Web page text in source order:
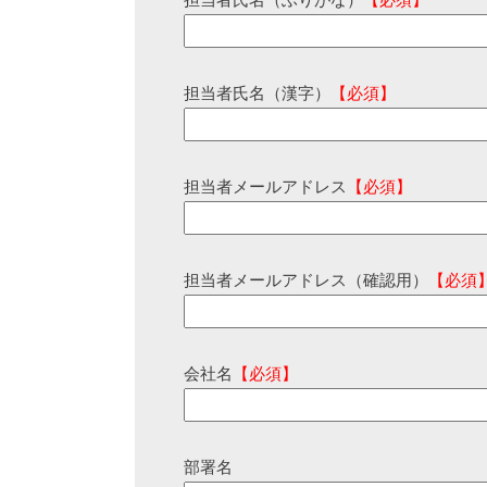
担当者氏名（漢字） 【必須】
担当者メールアドレス 【必須】
担当者メールアドレス（確認用） 【必須
会社名 【必須】
部署名